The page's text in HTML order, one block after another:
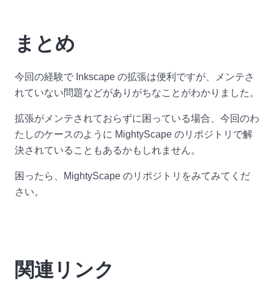
まとめ
今回の経験で Inkscape の拡張は便利ですが、メンテさ
れていない問題などがありがちなことがわかりました。
拡張がメンテされておらずに困っている場合、今回のわ
たしのケースのように MightyScape のリポジトリで解
決されていることもあるかもしれません。
困ったら、MightyScape のリポジトリをみてみてくだ
さい。
関連リンク